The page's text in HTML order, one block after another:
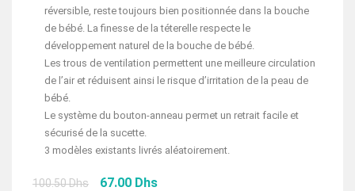
réversible, reste toujours bien positionnée dans la bouche
de bébé. La finesse de la téterelle respecte le
développement naturel de la bouche de bébé.
Les trous de ventilation permettent une meilleure circulation
de l’air et réduisent ainsi le risque d’irritation de la peau de
bébé.
Le système du bouton-anneau permet un retrait facile et
sécurisé de la sucette.
3 modèles existants livrés aléatoirement.
100.50Dhs
Le67.00 Dhs